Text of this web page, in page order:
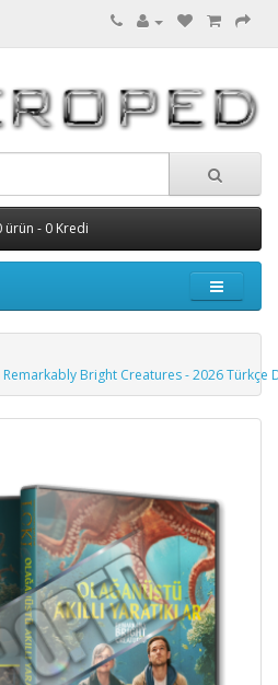
ürün - 0 Kredi
Remarkably Bright Creatures - 2026 Türkçe